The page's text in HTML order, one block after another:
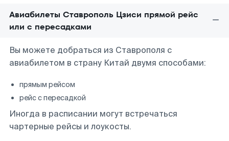
Авиабилеты Ставрополь Цзиси прямой рейс
или с пересадками
Вы можете добраться из Ставрополя с
авиабилетом в страну Китай двумя способами:
прямым рейсом
рейс с пересадкой
Иногда в расписании могут встречаться
чартерные рейсы и лоукосты.